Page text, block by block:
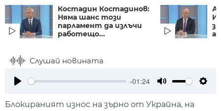
Костадин Костадинов:
Няма шанс този
парламент да излъчи
работещо...
Слушай новината
-01:24
Блокираният износ на зърно от Украйна, на